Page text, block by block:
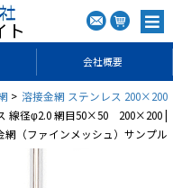
ト
会社概要
溶接金網 ステンレス 200×200
線径φ2.0 網目50×50 200×200 |
網（ファインメッシュ）サンプル